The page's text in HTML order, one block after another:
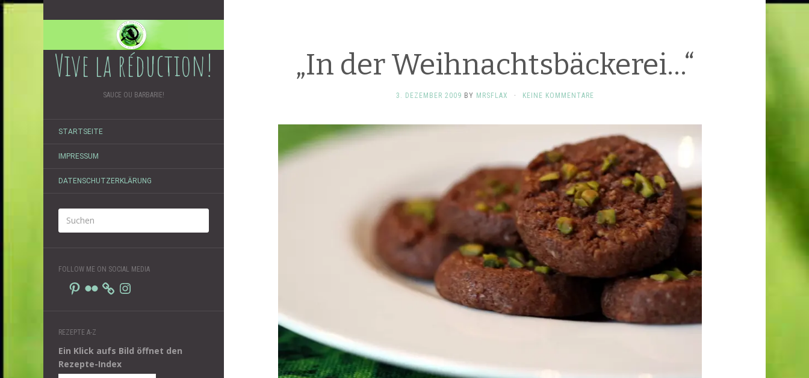
Vive la réduction!
SAUCE OU BARBARIE!
STARTSEITE
IMPRESSUM
DATENSCHUTZERKLÄRUNG
FOLLOW ME ON SOCIAL MEDIA
Pinterest
Flickr Instagram
REZEPTE A-Z
Ein Klick aufs Bild öffnet den
Rezepte-Index
„In der Weihnachtsbäckerei…“
3. DEZEMBER 2009 BY MRSFLAX · KEINE KOMMENTARE